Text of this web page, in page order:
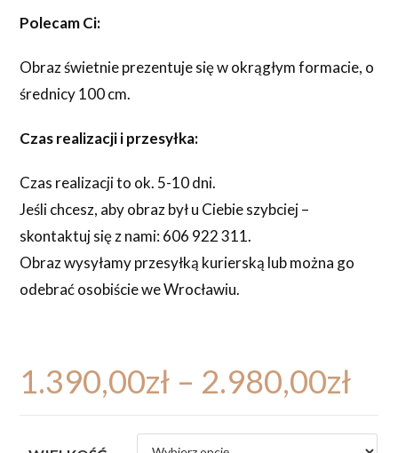
Polecam Ci:
Obraz świetnie prezentuje się w okrągłym formacie, o
średnicy 100 cm.
Czas realizacji i przesyłka:
Czas realizacji to ok. 5-10 dni.
Jeśli chcesz, aby obraz był u Ciebie szybciej –
skontaktuj się z nami: 606 922 311.
Obraz wysyłamy przesyłką kurierską lub można go
odebrać osobiście we Wrocławiu.
1.390,00zł – 2.980,00zł